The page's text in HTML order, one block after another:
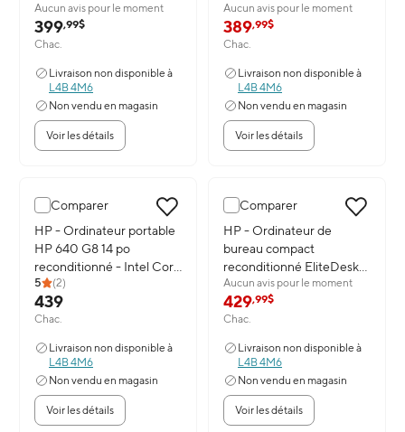
SSD de 512 Go - 16 Go de
RAM - Windows 11
Professionnel
Aucun avis pour le moment
399,99$
Chac.
Livraison non disponible à
L4B 4M6
Non vendu en magasin
Voir les détails
Intel Core i5-9500T -
SSD 256 Go - 16 Go de
RAM - Windows 11
Aucun avis pour le moment
389,99$
Chac.
Livraison non disponible à
L4B 4M6
Non vendu en magasin
Voir les détails
Comparer
Image du produit: HP - Ordinateur portable HP 640 G8 14 po
HP - Ordinateur portable
HP 640 G8 14 po
reconditionné - Intel Core
i5-1135G7 - SSD 256 Go -
16 Go de RAM - Windows
11 Pro
5 (2)
439
Chac.
Livraison non disponible à
L4B 4M6
Non vendu en magasin
Voir les détails
Comparer
Image du produit: HP -
HP - Ordinateur de
bureau compact
reconditionné EliteDesk
800 G5 - Intel Core i5-
9500 - SSD 256 Go - 16
Go de RAM - Windows 11
Aucun avis pour le moment
429,99$
Chac.
Livraison non disponible à
L4B 4M6
Non vendu en magasin
Voir les détails